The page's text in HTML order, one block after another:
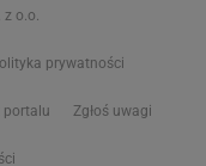
z o.o.
prywatności
portalu Zgłoś uwagi